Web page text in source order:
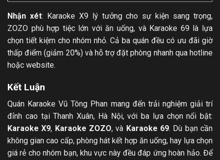
Nhận xét: Karaoke X9 lý tưởng cho sự kiện sang trọng,
ZOZO phù hợp tiệc lớn với ăn uống, và Karaoke 69 là lựa
chọn tiết kiệm cho nhóm nhỏ. Cả ba quán đều có ưu đãi giờ
thấp điểm (giảm 20%) và hỗ trợ đặt phòng nhanh qua hotline
hoặc website.
Kết Luận
Quán Karaoke Vũ Tông Phan mang đến trải nghiệm giải trí
đỉnh cao tại Thanh Xuân, Hà Nội, với ba lựa chọn nổi bật:
Karaoke X9, Karaoke ZOZO, và Karaoke 69. Dù bạn cần
không gian cao cấp, phòng hát kết hợp ăn uống, hay lựa chọn
giá rẻ cho nhóm bạn, khu vực này đều đáp ứng hoàn hảo. Để